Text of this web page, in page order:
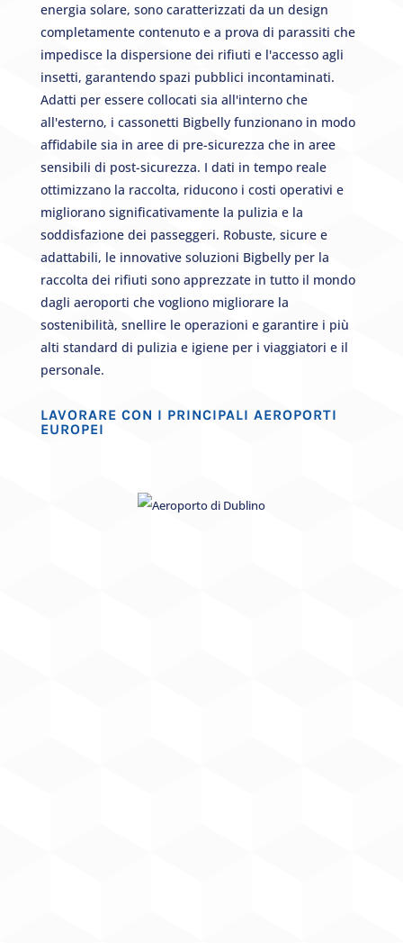
energia solare, sono caratterizzati da un design
completamente contenuto e a prova di parassiti che
impedisce la dispersione dei rifiuti e l'accesso agli
insetti, garantendo spazi pubblici incontaminati.
Adatti per essere collocati sia all'interno che
all'esterno, i cassonetti Bigbelly funzionano in modo
affidabile sia in aree di pre-sicurezza che in aree
sensibili di post-sicurezza. I dati in tempo reale
ottimizzano la raccolta, riducono i costi operativi e
migliorano significativamente la pulizia e la
soddisfazione dei passeggeri. Robuste, sicure e
adattabili, le innovative soluzioni Bigbelly per la
raccolta dei rifiuti sono apprezzate in tutto il mondo
dagli aeroporti che vogliono migliorare la
sostenibilità, snellire le operazioni e garantire i più
alti standard di pulizia e igiene per i viaggiatori e il
personale.
LAVORARE CON I PRINCIPALI AEROPORTI
EUROPEI